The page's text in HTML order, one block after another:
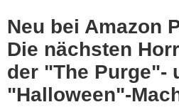
Neu bei Amazon
Die nächsten
der "The Purge"-
"Halloween"-